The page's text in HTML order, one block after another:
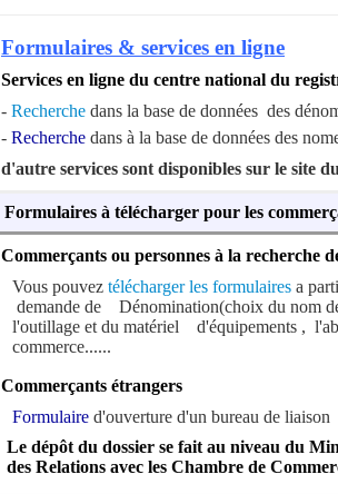
Formulaires & services en ligne
Services en ligne du centre national du
- Recherche dans la base de données des
- Recherche dans à la base de données des
d'autre services sont disponibles sur le site
Formulaires à télécharger pour les
Commerçants ou personnes à la recherche
Vous pouvez télécharger les formulaires a
demande de Dénomination(choix du nom
l'outillage et du matériel d'équipements ,
commerce......
Commerçants étrangers
Formulaire d'ouverture d'un bureau de liaison
Le dépôt du dossier se fait au niveau du
des Relations avec les Chambre de